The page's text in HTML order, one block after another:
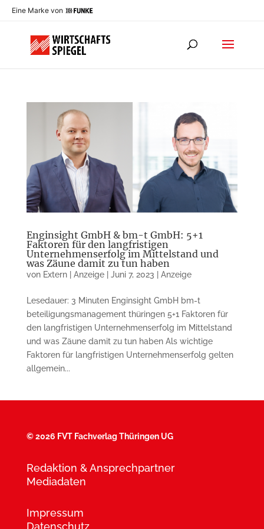
Eine Marke von
Enginsight GmbH & bm-t GmbH: 5+1
Faktoren für den langfristigen
Unternehmenserfolg im Mittelstand und
was Zäune damit zu tun haben
von Extern | Anzeige| Juni 7, 2023 Anzeige
Lesedauer: 3 Minuten Enginsight GmbH bm-t
beteiligungsmanagement thüringen 5+1 Faktoren für
den lang­fristigen Un­ter­neh­mens­erfolg im Mittel­stand
und was Zäune da­mit zu tun haben Als wichtige
Faktoren für langfris­ti­gen Unternehmenserfolg gelten
all­gemein...
©2026 FVT Fachverlag Thüringen UG
Redaktion & Ansprechpartner
Mediadaten
Impressum